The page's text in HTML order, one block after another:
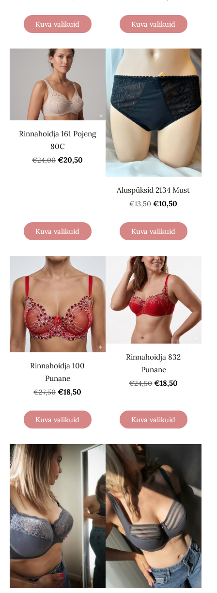
Kuva valikuid Kuva valikuid
Rinnahoidja 161 Pojeng
80C
€24,00 €20,50
Kuva valikuid
Aluspüksid 2134 Must
€13,50 €10,50
Kuva valikuid
Rinnahoidja 100
Punane
€27,50 €18,50
Kuva valikuid
Rinnahoidja 832
Punane
€24,50 €18,50
Kuva valikuid